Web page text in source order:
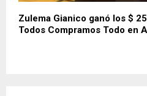
Zulema Gianico ganó los $
Todos Compramos Todo en